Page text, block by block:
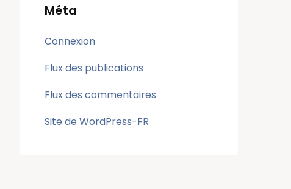
Méta
Connexion
Flux des publications
Flux des commentaires
Site de WordPress-FR